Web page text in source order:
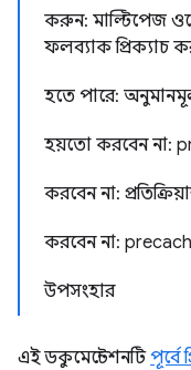
করুন: মাল্টিপেজ
ফলব্যাক প্রিক্যাচ
হতে পারে:
হয়তো করবেন না:
করবেন না:
করবেন না:
উপসংহার
এই ডকুমেন্টেশনটিপূর্বে